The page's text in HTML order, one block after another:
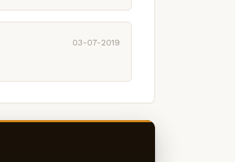
03-07-2019